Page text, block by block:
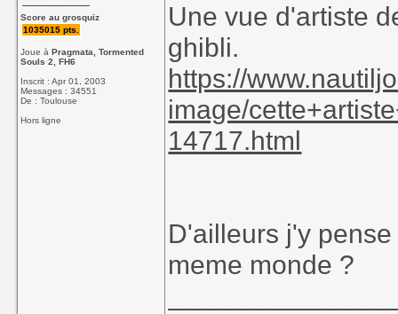
Score au grosquiz
1035015 pts.
Joue àPragmata, Tormented
Souls 2, FH6
Inscrit : Apr 01, 2003
Messages : 34551
De : Toulouse
Hors ligne
Une vue d'artiste
ghibli.
https://
image/
14717.html
D'ailleurs j'y
meme monde ?